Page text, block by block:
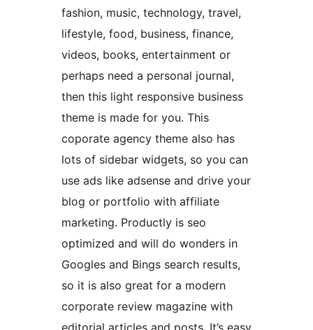
fashion, music, technology, travel,
lifestyle, food, business, finance,
videos, books, entertainment or
perhaps need a personal journal,
then this light responsive business
theme is made for you. This
coporate agency theme also has
lots of sidebar widgets, so you can
use ads like adsense and drive your
blog or portfolio with affiliate
marketing. Productly is seo
optimized and will do wonders in
Googles and Bings search results,
so it is also great for a modern
corporate review magazine with